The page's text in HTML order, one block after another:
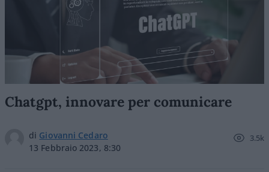
Chatgpt, innovare per comunicare
di Giovanni Cedaro
13 Febbraio 2023, 8:30
3.5k